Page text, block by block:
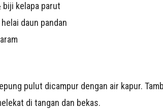
biji kelapa parut
helai daun pandan
pulut dicampur dengan air kapur.
di tangan dan bekas.